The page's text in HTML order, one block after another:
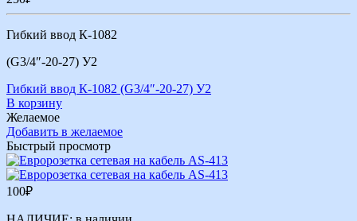
Гибкий ввод К-1082
(G3/4″-20-27) У2
Гибкий ввод К-1082 (G3/4″-20-27) У2
В корзину
Желаемое
Добавить в желаемое
Быстрый просмотр
100₽